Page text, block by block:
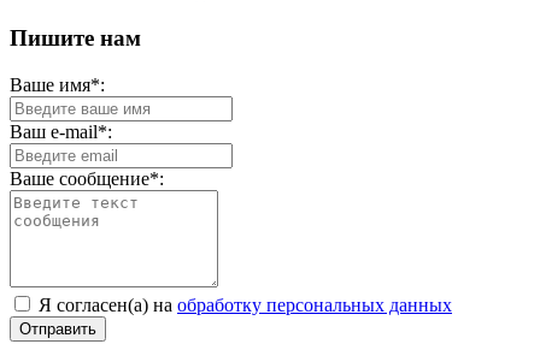
Пишите нам
Ваше имя*:
Ваш e-mail*:
Ваше сообщение*:
Я согласен(а) на обработку персональных данных